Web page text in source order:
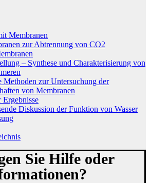
Membranen
zur Abtrennung von CO2
– Synthese und Charakterisierung von
Methoden zur Untersuchung der
von Membranen
Ergebnisse
Diskussion der Funktion von Wasser
Sie Hilfe oder